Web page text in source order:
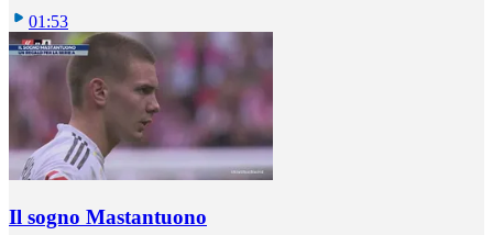
01:53
Il sogno Mastantuono